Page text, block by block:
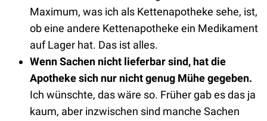
Maximum, was ich als Kettenapotheke sehe, ist,
ob eine andere Kettenapotheke ein Medikament
auf Lager hat. Das ist alles.
Wenn Sachen nicht lieferbar sind, hat die
Apotheke sich nur nicht genug Mühe gegeben.
Ich wünschte, das wäre so. Früher gab es das ja
kaum, aber inzwischen sind manche Sachen